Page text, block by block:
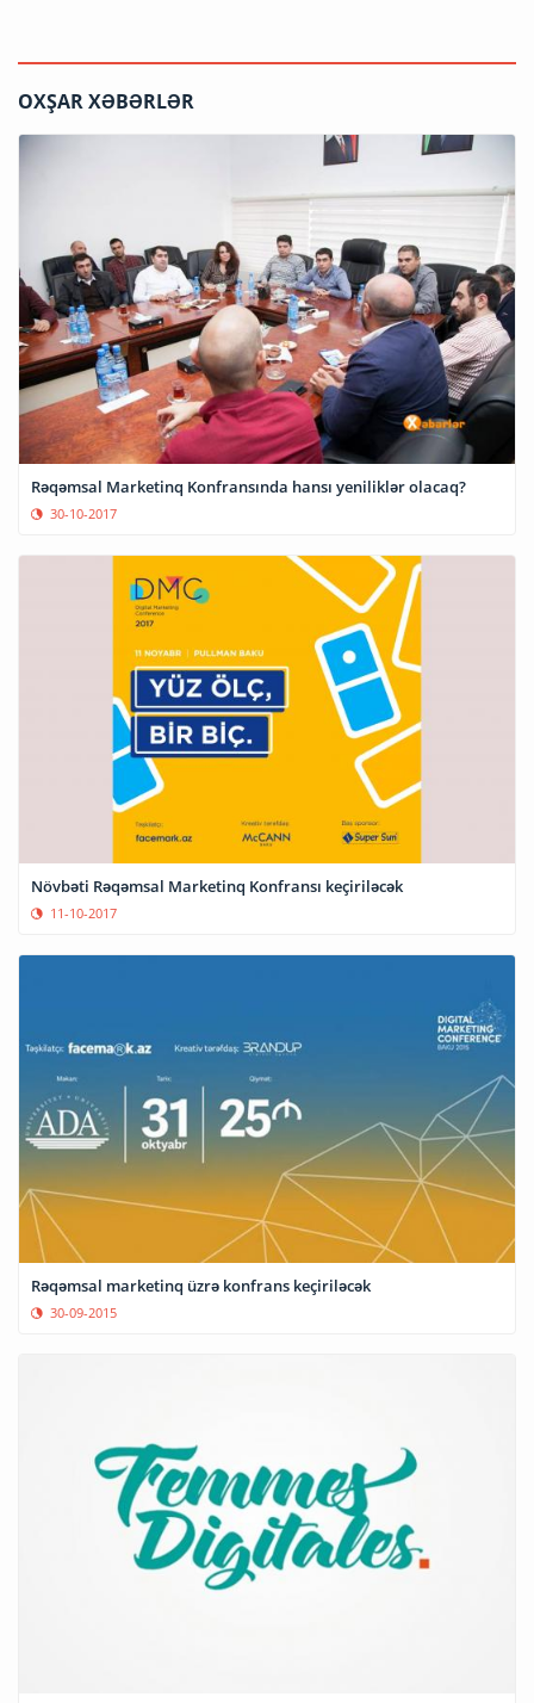
OXŞAR XƏBƏRLƏR
Rəqəmsal Marketinq Konfransında hansı yeniliklər olacaq?
30-10-2017
Növbəti Rəqəmsal Marketinq Konfransı keçiriləcək
11-10-2017
Rəqəmsal marketinq üzrə konfrans keçiriləcək
30-09-2015